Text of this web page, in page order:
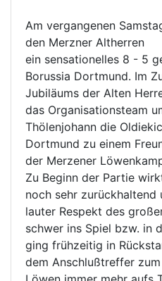
Am vergangenen
den Merzner Altherren
ein sensationelles 8 - 5
Borussia Dortmund. Im
Jubiläums der Alten
das Organisationsteam
Thölenjohann die
Dortmund zu einem
der Merzener
Zu Beginn der Partie
noch sehr zurückhaltend
lauter Respekt des
schwer ins Spiel bzw. in
ging frühzeitig in
dem Anschlußtreffer